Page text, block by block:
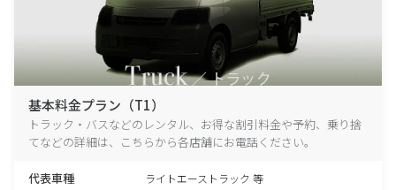
基本料金プラン（T1）
トラック・バスなどのレンタル、お得な割引料金や予約、乗り捨
てなどの詳細は、こちらから各店舗にお電話ください。
代表車種 ライトエーストラック 等